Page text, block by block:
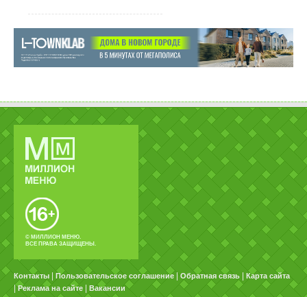
© МИЛЛИОН МЕНЮ.
ВСЕ ПРАВА ЗАЩИЩЕНЫ.
Контакты Пользовательское соглашение Обратная связь Карта сайта
|Реклама на сайте Вакансии